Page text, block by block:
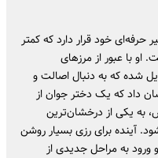
خود قرار دارد که کمتر
با عبور از مرزهای
شده که به دنبال اصالت و
داد که یک دختر جوان از
به یکی از درخشان‌ترین
آینده برای رزی بسیار روشن
ورود به مراحل جدیدی از